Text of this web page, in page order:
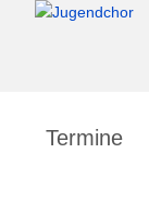
Termine